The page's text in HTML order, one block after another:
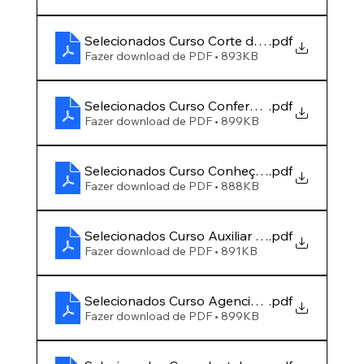
Selecionados Curso Corte de Cabelo
.pdf
Fazer download de PDF • 893KB
Selecionados Curso Conferente de Container
.pdf
Fazer download de PDF • 899KB
Selecionados Curso Conheça a Sua Mente -
.pdf
Fazer download de PDF • 888KB
Selecionados Curso Auxiliar de Cabeleireiro -
.pdf
Fazer download de PDF • 891KB
Selecionados Curso Agenciamento Marítimo
.pdf
Fazer download de PDF • 899KB